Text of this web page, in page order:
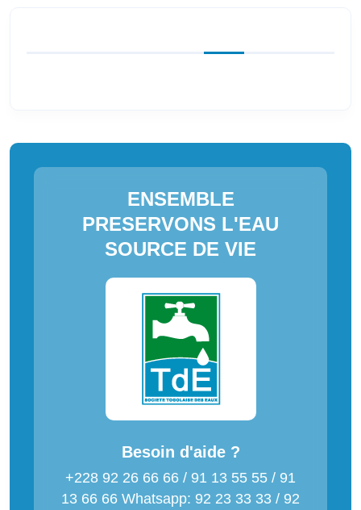
ENSEMBLE
PRESERVONS L'EAU
SOURCE DE VIE
Besoin d'aide ?
+228 92 26 66 66 / 91 13 55 55 / 91
13 66 66 Whatsapp: 92 23 33 33 / 92